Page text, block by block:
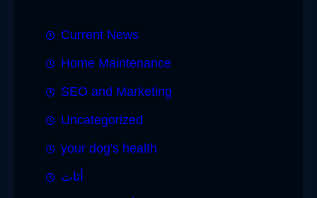
Current News
Home Maintenance
SEO and Marketing
Uncategorized
your dog's health
أثاث